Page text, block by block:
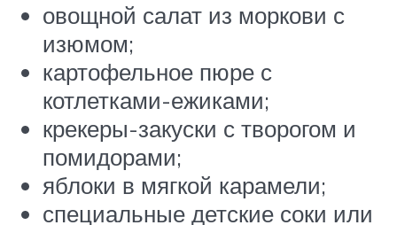
овощной салат из моркови с
изюмом;
картофельное пюре с
котлетками-ежиками;
крекеры-закуски с творогом и
помидорами;
яблоки в мягкой карамели;
специальные детские соки или